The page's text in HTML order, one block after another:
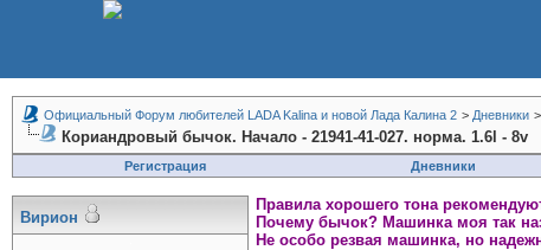
Официальный Форум любителей LADA Kalina и новой Лада Калина 2 > Дневники >
Кориандровый бычок. Начало - 21941-41-027. норма. 1.6l - 8v
Регистрация
Дневники
Правила хорошего тона
Почему бычок? Машинка моя так
Не особо резвая машинка, но
Вирион